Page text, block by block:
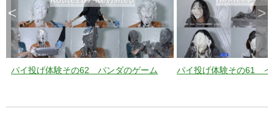
パイ投げ体験その62 パンダのゲーム パイ投げ体験その61 イ
< >